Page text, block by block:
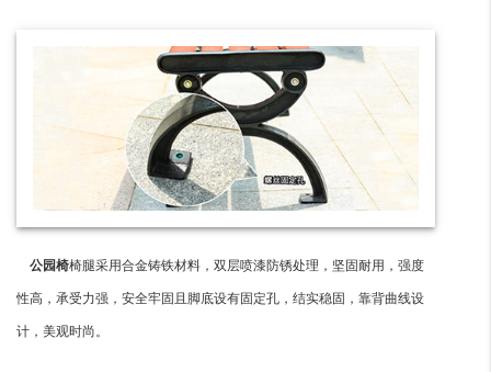
公园椅椅腿采用合金铸铁材料，双层喷漆防锈处理，坚固耐用，强度
性高，承受力强，安全牢固且脚底设有固定孔，结实稳固，靠背曲线设
计，美观时尚。